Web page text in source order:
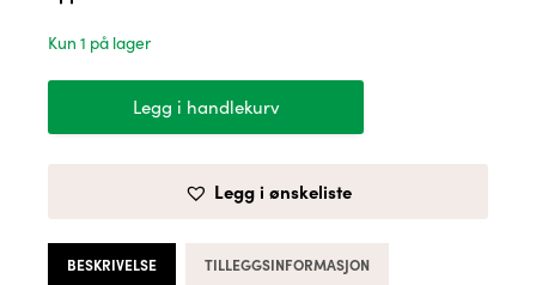
Kun 1 på lager
Legg i handlekurv
Legg i ønskeliste
BESKRIVELSE TILLEGGSINFORMASJON